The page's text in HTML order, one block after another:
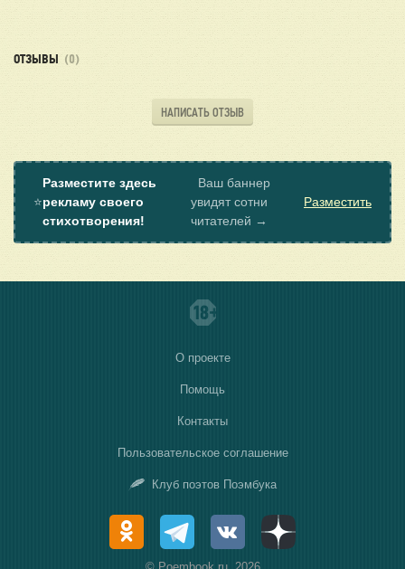
ОТЗЫВЫ (0)
НАПИСАТЬ ОТЗЫВ
⭐
Разместите здесь
рекламу своего
стихотворения!
Ваш баннер
увидят сотни
читателей →
Разместить
О проекте
Помощь
Контакты
Пользовательское соглашение
Клуб поэтов Поэмбука